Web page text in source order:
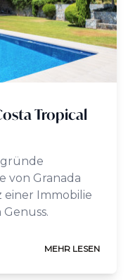
Tropical
von Granada
einer Immobilie
MEHR LESEN